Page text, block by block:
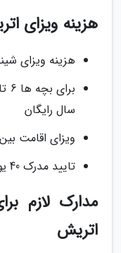
هزینه ویزای
هزینه ویزای شینگن 60
سال رایگان
ویزای اقامت بین 91 و 180 روز در اتریش 100 یورو
تایید مدرک 40 یورو و صدور گذرنامه اتریشی 76 یورو
مدارک لازم
اتریش